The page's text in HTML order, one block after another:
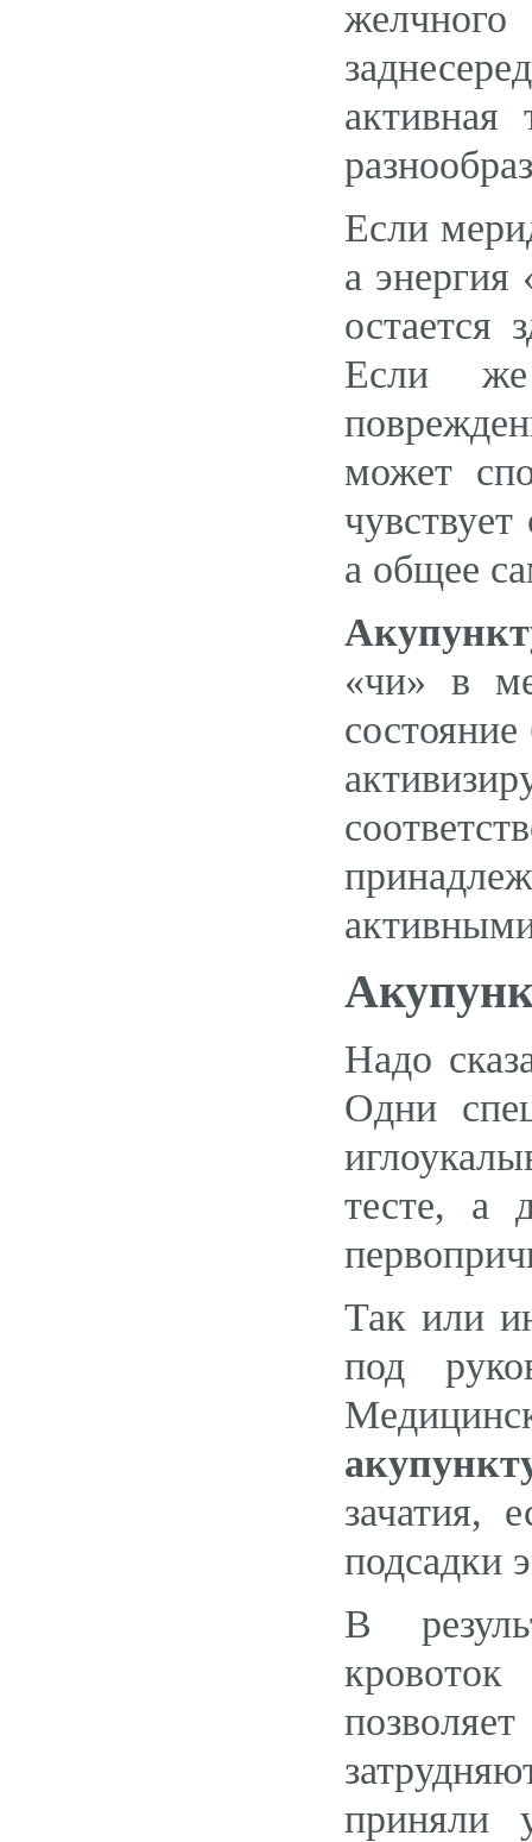
активная
Если
а энергия
Если
может
а общее
«чи» в
Надо
Одни
тесте, а
Так или
под
зачатия,
подсадки
В
приняли